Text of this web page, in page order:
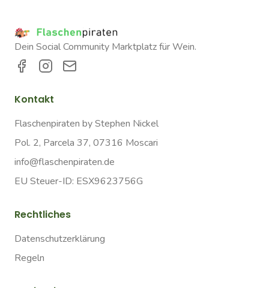
Dein Social Community Marktplatz für Wein.
Kontakt
Flaschenpiraten by Stephen Nickel
Pol. 2, Parcela 37, 07316 Moscari
info@flaschenpiraten.de
EU Steuer-ID: ESX9623756G
Rechtliches
Datenschutzerklärung
Regeln